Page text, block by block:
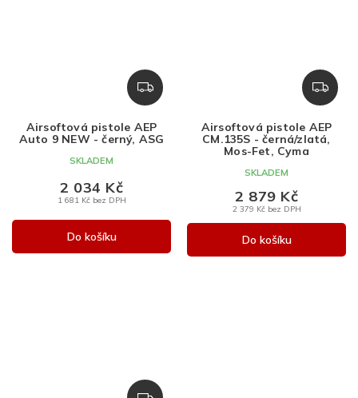
Z
D
R
Airsoftová pistole AEP
Auto 9 NEW - černý, ASG
SKLADEM
1 681 Kč bez DPH
2 034 Kč
Do košíku
Z
D
Airsoftová pistole AEP
CM.135S - černá/zlatá,
Mos-Fet, Cyma
SKLADEM
2 379 Kč bez DPH
2 879 Kč
Do košíku